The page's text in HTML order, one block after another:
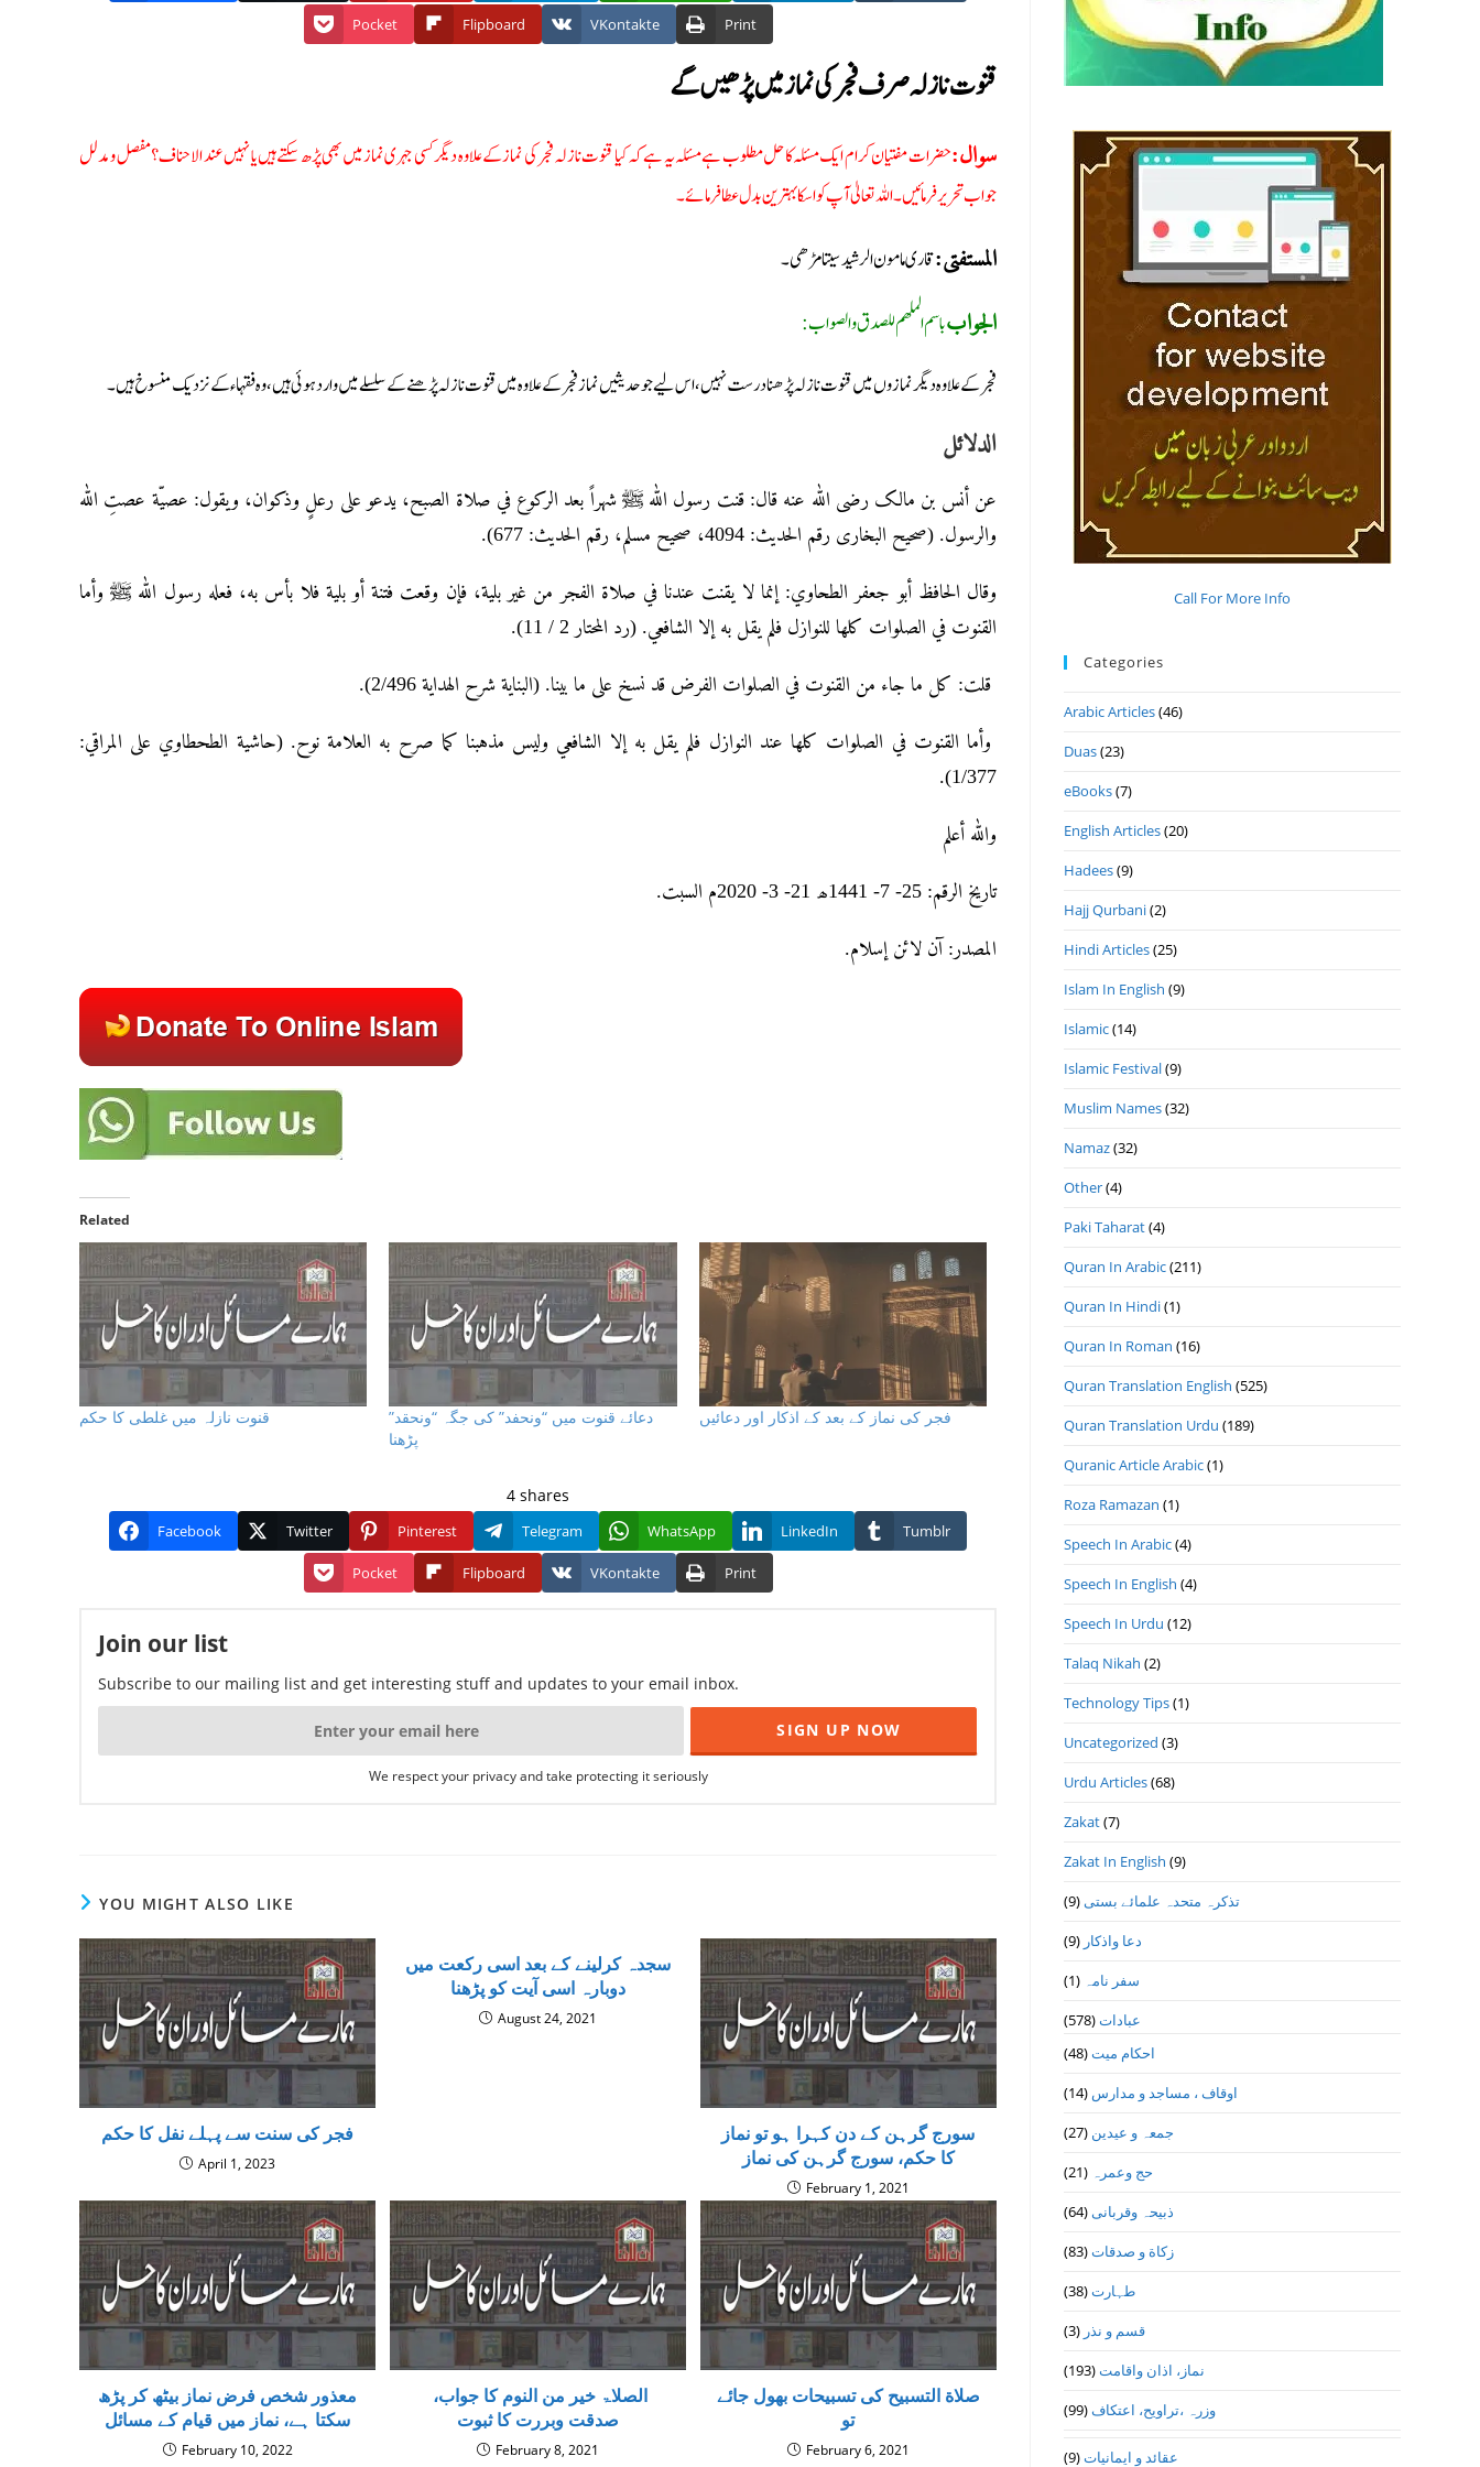
Pocket Flipboard VKontakte Print
قنوت نازلہ صرف فجر کی نماز میں پڑھیں گے
سوال:حضرات مفتیان کرام ایک مسئلہ کا حل مطلوب ہےمسئلہ یہ ہے کہ کیا قنوت نازلہ فجر کی نماز کے علاوہ دیگر کسی جہری نماز میں بھی پڑھ سکتے ہیں یا نہیں عند الاحناف؟ مفصل و مدلل
جواب تحریر فرمائیں۔ اللہ تعالیٰ آپ کو اسکا بہترین بدل عطا فرمائے۔
المستفتی:قاری مامون الرشید سیتامڑھی۔
الجوابباسم الملھم للصدق والصواب:
فجر کے علاوہ دیگر نمازوں میں قنوت نازلہ پڑھنا درست نہیں، اس لیے جو حدیثیں نماز فجر کے علاوہ میں قنوت نازلہ پڑھنے کے سلسلے میں وارد ہوئی ہیں، وہ فقہاء کے نزدیک منسوخ ہیں۔
الدلائل
عن أنس بن مالک رضی الله عنه قال: قنت رسول الله ﷺ شہراً بعد الرکوع في صلاة الصبح، یدعو علی رعلٍ وذکوان، ویقول: عصیّة عصتِ الله
والرسول. (صحیح البخاری رقم الحدیث: 4094، صحیح مسلم، رقم الحدیث: 677).
وقال الحافظ أبو جعفر الطحاوي: إنما لا يقنت عندنا في صلاة الفجر من غير بلية، فإن وقعت فتنة أو بلية فلا بأس به، فعله رسول الله ﷺ وأما
القنوت في الصلوات كلها للنوازل فلم يقل به إلا الشافعي. (رد المحتار 2 / 11).
قلت: كل ما جاء من القنوت في الصلوات الفرض قد نسخ على ما بينا. (البناية شرح الهداية 2/496).
وأما القنوت في الصلوات كلها عند النوازل فلم يقل به إلا الشافعي وليس مذهبنا كما صرح به العلامة نوح. (حاشية الطحطاوي على المراقي:
1/377).
والله أعلم
تاريخ الرقم: 25- 7- 1441ھ 21- 3- 2020م السبت.
المصدر: آن لائن إسلام.
Related
قنوت نازلہ میں غلطی کا حکم
دعائے قنوت میں “ونحفد” کی جگہ “ونحقد”
پڑھنا
فجر کی نماز کے بعد کے اذکار اور دعائيں
4 shares
Facebook Twitter Pinterest Telegram WhatsApp LinkedIn Tumblr
Pocket Flipboard VKontakte Print
Join our list
Subscribe to our mailing list and get interesting stuff and updates to your email inbox.
We respect your privacy and take protecting it seriously
YOU MIGHT ALSO LIKE
فجر كى سنت سے پہلے نفل کا حکم
April 1, 2023
سجدہ کرلینے کے بعد اسی رکعت میں
دوبارہ اسی آیت کو پڑھنا
August 24, 2021
سورج گرہن کے دن کہرا ہو تو نماز
کا حکم، سورج گرہن کی نماز
February 1, 2021
معذور شخص فرض نماز بیٹھ کر پڑھ
سکتا ہے، نماز میں قیام کے مسائل
February 10, 2022
صدقت وبررت کا ثبوت
February 8, 2021
صلاة التسبیح کی تسبیحات بھول جائے
تو
February 6, 2021
Call For More Info
Categories
Arabic Articles(46)
Duas(23)
eBooks(7)
English Articles(20)
Hadees(9)
Hajj Qurbani(2)
Hindi Articles(25)
Islam In English (9)
Islamic(14)
Islamic Festival(9)
Muslim Names(32)
Namaz(32)
Other(4)
Paki Taharat(4)
Quran In Arabic(211)
Quran In Hindi(1)
Quran In Roman (16)
Quran Translation English (525)
Quran Translation Urdu (189)
Quranic Article Arabic(1)
Roza Ramazan (1)
Speech In Arabic(4)
Speech In English (4)
Speech In Urdu (12)
Talaq Nikah (2)
Technology Tips(1)
Uncategorized (3)
Urdu Articles(68)
Zakat(7)
Zakat In English (9)
تذكرہ متحدہ علمائے بستى(9)
دعا واذكار (9)
سفر نامہ (1)
عبادات(578)
احکام میت(48)
اوقاف ، مساجد و مدارس (14)
جمعہ و عیدین (27)
حج وعمرہ (21)
ذبیحہ وقربانی(64)
زکاة و صدقات(83)
طہارت(38)
قسم و نذر (3)
نماز، اذان واقامت(193)
وزرہ ،تراويح، اعتكاف(99)
عقائد و ایمانیات(9)